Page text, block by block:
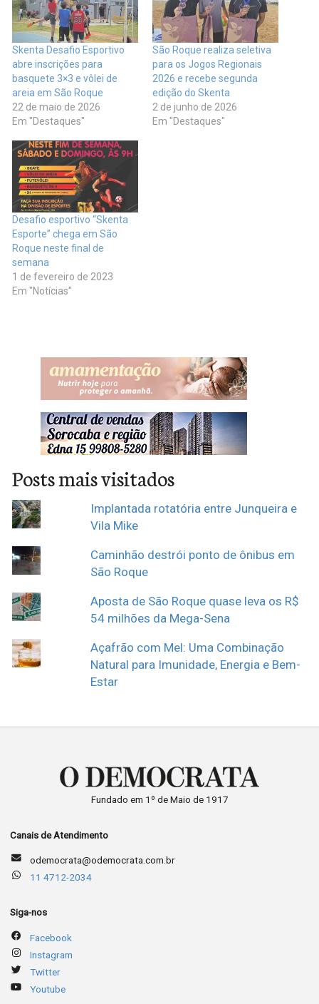
Skenta Desafio Esportivo
abre inscrições para
basquete 3×3 e vôlei de
areia em São Roque
22 de maio de 2026
Em "Destaques"
São Roque realiza seletiva
para os Jogos Regionais
2026 e recebe segunda
edição do Skenta
2 de junho de 2026
Em "Destaques"
Desafio esportivo “Skenta
Esporte” chega em São
Roque neste final de
semana
1 de fevereiro de 2023
Em "Notícias"
Posts mais visitados
Implantada rotatória entre Junqueira e
Vila Mike
Caminhão destrói ponto de ônibus em
São Roque
Aposta de São Roque quase leva os R$
54 milhões da Mega-Sena
Açafrão com Mel: Uma Combinação
Natural para Imunidade, Energia e Bem-
Estar
Fundado em 1º de Maio de 1917
Canais de Atendimento
odemocrata@odemocrata.com.br
11 4712-2034
Siga-nos
Facebook
Instagram
Twitter
Youtube